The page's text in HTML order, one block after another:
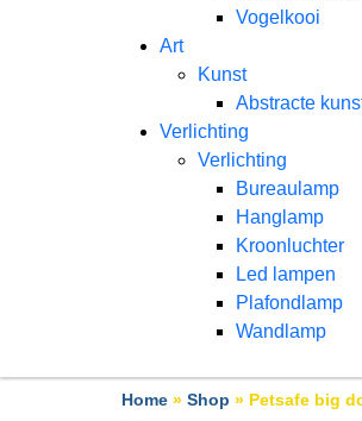
Vogelkooi
Art
Kunst
Abstracte
Verlichting
Verlichting
Bureaulamp
Hanglamp
Kroonluchter
Led lampen
Plafondlamp
Wandlamp
Home » Shop » Petsafe big